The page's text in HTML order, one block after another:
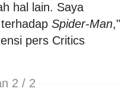
hal lain. Saya
Spider-Man,"
pers Critics
2 / 2